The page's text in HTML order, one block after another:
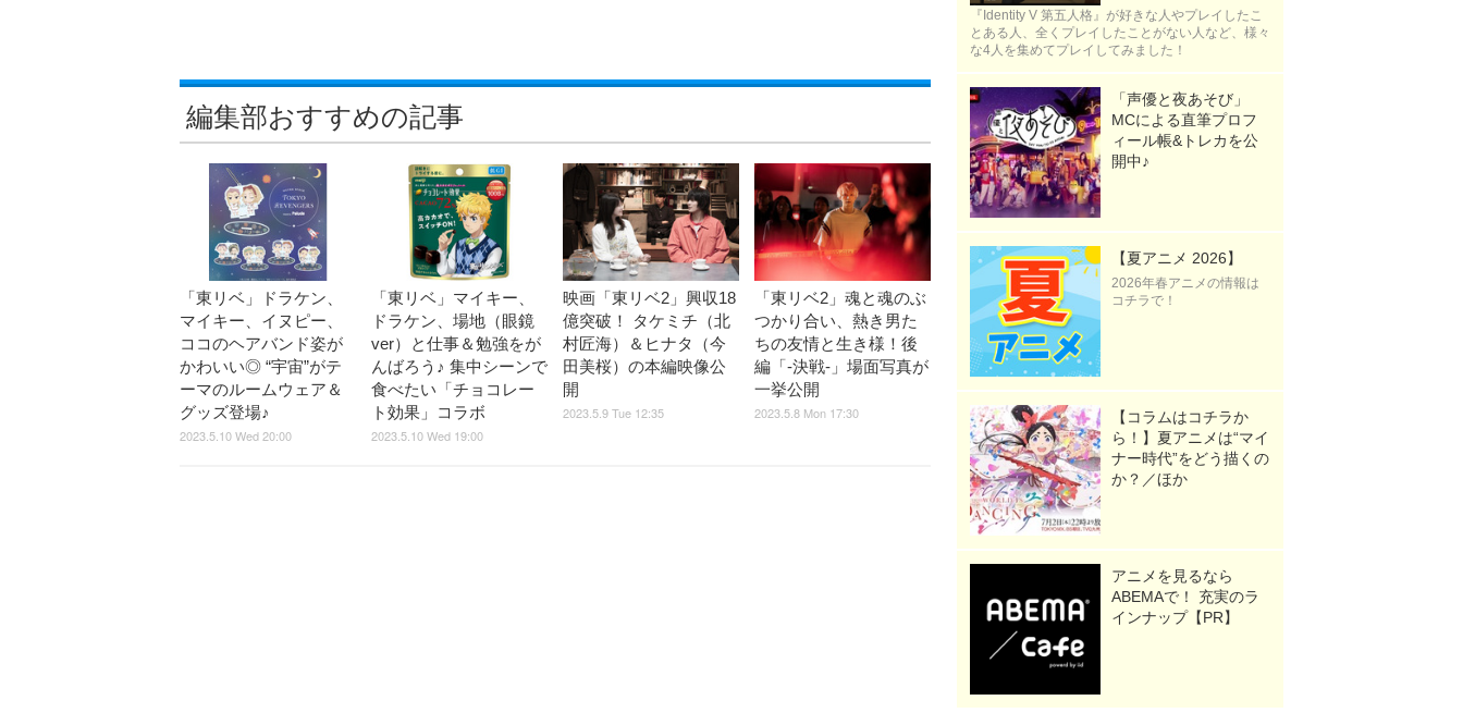
編集部おすすめの記事
「東リベ」ドラケン、
マイキー、イヌピー、
ココのヘアバンド姿が
かわいい◎ “宇宙”がテ
ーマのルームウェア＆
グッズ登場♪
2023.5.10 Wed 20:00
「東リベ」マイキー、
ドラケン、場地（眼鏡
ver）と仕事＆勉強をが
んばろう♪ 集中シーンで
食べたい「チョコレー
ト効果」コラボ
2023.5.10 Wed 19:00
映画「東リベ2」興収18
億突破！ タケミチ（北
村匠海）＆ヒナタ（今
田美桜）の本編映像公
開
2023.5.9 Tue 12:35
「東リベ2」魂と魂のぶ
つかり合い、熱き男た
ちの友情と生き様！後
編「-決戦-」場面写真が
一挙公開
2023.5.8 Mon 17:30
『Identity V 第五人格』が好きな人やプレイしたこ
とある人、全くプレイしたことがない人など、様々
な4人を集めてプレイしてみました！
「声優と夜あそび」
MCによる直筆プロフ
ィール帳&トレカを公
開中♪
【夏アニメ 2026】
2026年春アニメの情報は
コチラで！
【コラムはコチラか
ら！】夏アニメは“マイ
ナー時代”をどう描くの
か？／ほか
アニメを見るなら
ABEMAで！ 充実のラ
インナップ【PR】